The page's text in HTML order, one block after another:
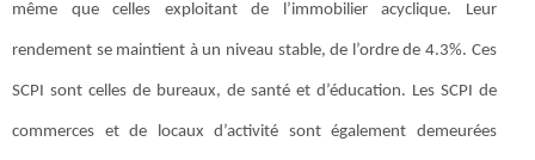
même que celles exploitant de l’immobilier acyclique. Leur
rendement se maintient à un niveau stable, de l’ordre de 4.3%. Ces
SCPI sont celles de bureaux, de santé et d’éducation. Les SCPI de
commerces et de locaux d’activité sont également demeurées